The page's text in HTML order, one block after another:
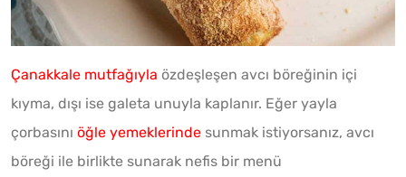
Çanakkale mutfağıyla özdeşleşen avcı böreğinin içi
kıyma, dışı ise galeta unuyla kaplanır. Eğer yayla
çorbasını öğle yemeklerinde sunmak istiyorsanız, avcı
böreği ile birlikte sunarak nefis bir menü